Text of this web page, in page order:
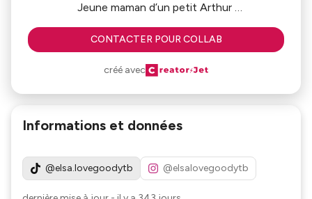
Jeune maman d’un petit Arthur
Passionnée de création de contenu sur la mode la
beauté et la parentalité.
CONTACTER POUR COLLAB
créé avec
Informations et données
@elsa.lovegoodytb @elsalovegoodytb